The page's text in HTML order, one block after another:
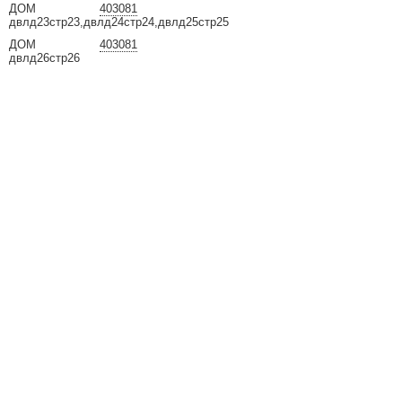
403081
ДОМ
двлд23стр23,двлд24стр24,двлд25стр25
403081
ДОМ
двлд26стр26